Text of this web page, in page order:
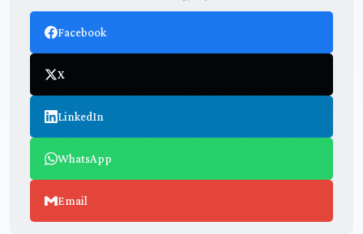
Facebook
X
LinkedIn
WhatsApp
Email